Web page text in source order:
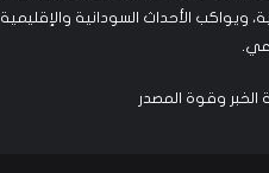
ويواكب الأحداث السودانية والإقليمية
الخبر وقوة المصدر